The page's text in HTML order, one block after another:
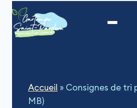
contenu
Accueil » Consignes de tri
MB)